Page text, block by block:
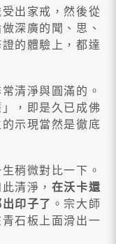
出家戒，然後從
深廣的聞、思、
的體驗上，都達
清淨與圓滿的。
，即是久已成佛
示現當然是徹底
稍微對比一下。
清淨， 在沃卡還
印子了 。宗大師
石板上面滑出一